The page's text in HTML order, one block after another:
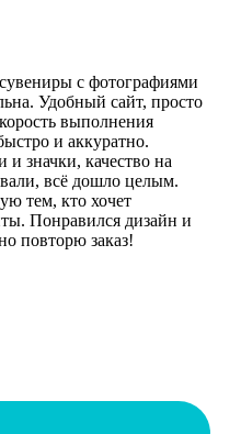
с фотографиями
Удобный сайт, просто
выполнения
и аккуратно.
значки, качество на
всё дошло целым.
тем, кто хочет
Понравился дизайн и
повторю заказ!